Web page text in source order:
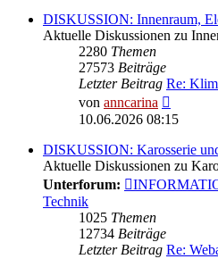
DISKUSSION: Innenraum,
Aktuelle Diskussionen zu
2280 Themen
27573 Beiträge
Letzter Beitrag Re:
von anncarina
Beitrag
10.06.2026 08:15
DISKUSSION: Karosserie
Aktuelle Diskussionen zu
Unterforum:
Technik
1025 Themen
12734 Beiträge
Letzter Beitrag Re: